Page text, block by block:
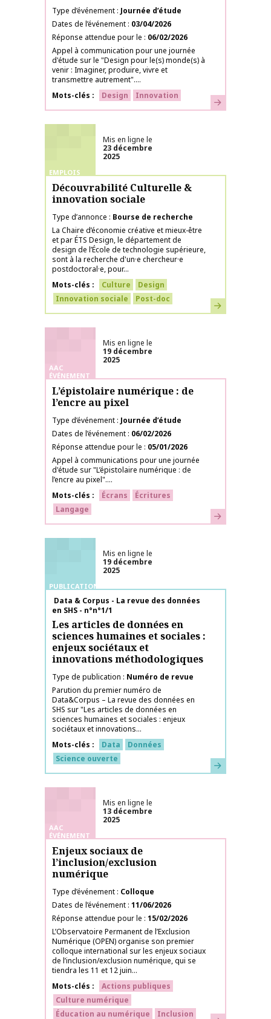
Type d’événement Journée d’étude
Dates de l’événement 03/04/2026
Réponse attendue pour le
06/02/2026
Appel à communication pour une journée
d'étude sur le "Design pour le(s) monde(s) à
venir : Imaginer, produire, vivre et
transmettre autrement"....
Mots-clés
Design Innovation En savoir plus
EMPLOIS
Mis en ligne le
23 décembre
2025
Découvrabilité Culturelle &
innovation sociale
Type d’annonce
Bourse de recherche
La Chaire d’économie créative et mieux-être
et par ÉTS Design, le département de
design de l’École de technologie supérieure,
sont à la recherche d'un·e chercheur·e
postdoctoral·e, pour...
Mots-clés
Culture
Design
Innovation sociale
Post-doc En savoir plus
AAC
ÉVÉNEMENT
Mis en ligne le
19 décembre
2025
L’épistolaire numérique : de
l’encre au pixel
Type d’événement Journée d’étude
Dates de l’événement 06/02/2026
Réponse attendue pour le
05/01/2026
Appel à communications pour une journée
d'étude sur "L’épistolaire numérique : de
l’encre au pixel"....
Mots-clés
Écrans
Écritures
Langage
En savoir plus
PUBLICATIONS
Mis en ligne le
19 décembre
2025
Nom de la publication
Data & Corpus - La revue des données
en SHS - n°n°1/1
Les articles de données en
sciences humaines et sociales :
enjeux sociétaux et
innovations méthodologiques
Type de publication
Numéro de revue
Parution du premier numéro de
Data&Corpus – La revue des données en
SHS sur "Les articles de données en
sciences humaines et sociales : enjeux
sociétaux et innovations...
Mots-clés
Data
Données
Science ouverte
En savoir plus
AAC
ÉVÉNEMENT
Mis en ligne le
13 décembre
2025
Enjeux sociaux de
l’inclusion/exclusion
numérique
Type d’événement Colloque
Dates de l’événement 11/06/2026
Réponse attendue pour le 15/02/2026
L’Observatoire Permanent de l’Exclusion
Numérique (OPEN) organise son premier
colloque international sur les enjeux sociaux
de l’inclusion/exclusion numérique, qui se
tiendra les 11 et 12 juin...
Mots-clés
Actions publiques
Culture numérique
Éducation au numérique
Inclusion